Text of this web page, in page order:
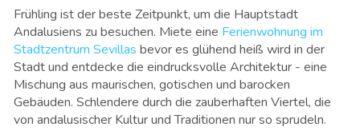
Frühling ist der beste Zeitpunkt, um die Hauptstadt
Andalusiens zu besuchen. Miete eine Ferienwohnung im
Stadtzentrum Sevillas bevor es glühend heiß wird in der
Stadt und entdecke die eindrucksvolle Architektur - eine
Mischung aus maurischen, gotischen und barocken
Gebäuden. Schlendere durch die zauberhaften Viertel, die
von andalusischer Kultur und Traditionen nur so sprudeln.